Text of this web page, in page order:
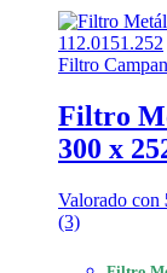
Filtro
Filtro
300 x
Valorado con
(3)